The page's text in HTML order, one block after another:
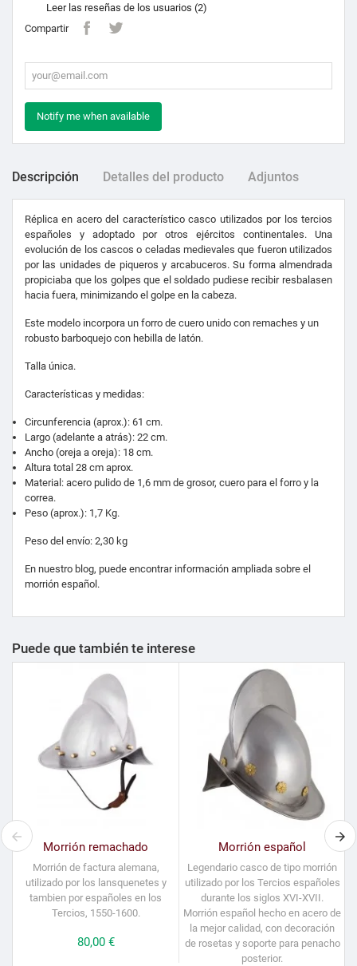
Leer las reseñas de los usuarios (2)
Compartir
Notify me when available
Descripción Detalles del producto Adjuntos
Réplica en acero del característico casco utilizados por los tercios
españoles y adoptado por otros ejércitos continentales. Una
evolución de los cascos o celadas medievales que fueron utilizados
por las unidades de piqueros y arcabuceros. Su forma almendrada
propiciaba que los golpes que el soldado pudiese recibir resbalasen
hacia fuera, minimizando el golpe en la cabeza.
Este modelo incorpora un forro de cuero unido con remaches y un
robusto barboquejo con hebilla de latón.
Talla única.
Características y medidas:
Circunferencia (aprox.): 61 cm.
Largo (adelante a atrás): 22 cm.
Ancho (oreja a oreja): 18 cm.
Altura total 28 cm aprox.
Material: acero pulido de 1,6 mm de grosor, cuero para el forro y la
correa.
Peso (aprox.): 1,7 Kg.
Peso del envío: 2,30 kg
En nuestro blog, puede encontrar información ampliada sobre el
morrión español.
Puede que también te interese
Morrión remachado
Morrión de factura alemana,
utilizado por los lansquenetes y
tambien por españoles en los
Tercios, 1550-1600.
Precio
80,00 €
Morrión español
Legendario casco de tipo morrión
utilizado por los Tercios españoles
durante los siglos XVI-XVII.
Morrión español hecho en acero de
la mejor calidad, con decoración
de rosetas y soporte para penacho
posterior.